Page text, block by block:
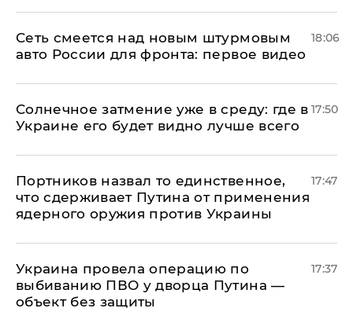
Сеть смеется над новым штурмовым
авто России для фронта: первое видео
18:06
​Солнечное затмение уже в среду: где в
Украине его будет видно лучше всего
17:50
Портников назвал то единственное,
что сдерживает Путина от применения
ядерного оружия против Украины
17:47
Украина провела операцию по
выбиванию ПВО у дворца Путина —
объект без защиты
17:37